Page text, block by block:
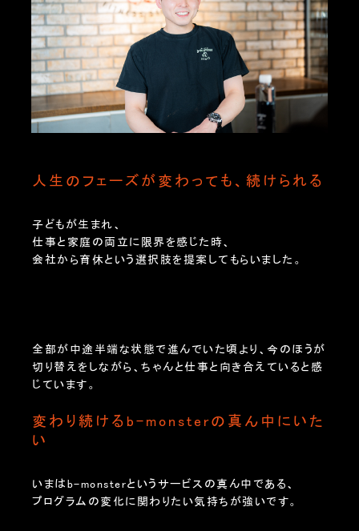
人生のフェーズが変わっても、続けられる
子どもが生まれ、
仕事と家庭の両立に限界を感じた時、
会社から育休という選択肢を提案してもらいました。
全部が中途半端な状態で進んでいた頃より、今のほうが
切り替えをしながら、ちゃんと仕事と向き合えていると感
じています。
変わり続けるb-monsterの真ん中にいた
い
いまはb-monsterというサービスの真ん中である、
プログラムの変化に関わりたい気持ちが強いです。